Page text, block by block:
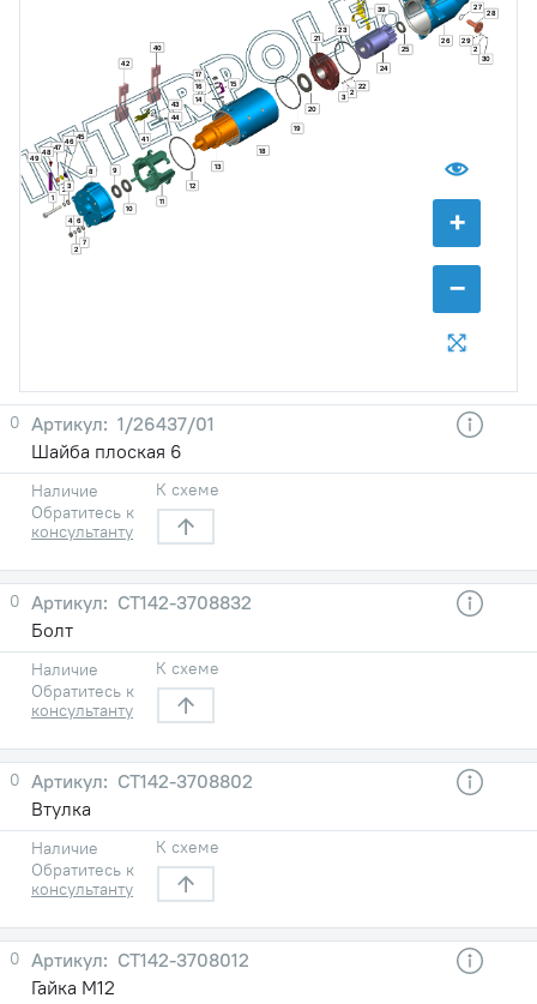
+
−
1
2
2
2
2
3
3
4 6
7
8 9
10
11
12
13
14
15
16
17
18
19
20
21
22
23
24
25
26
27
28
29
30
39
40
41
42
43
44
45
46
47
48
49
0
1/26437/01
Шайба плоская 6
Наличие
Обратитесь к
консультанту
К схеме
0
СТ142-3708832
Болт
Наличие
Обратитесь к
консультанту
К схеме
0
СТ142-3708802
Втулка
Наличие
Обратитесь к
консультанту
К схеме
0
СТ142-3708012
Гайка М12